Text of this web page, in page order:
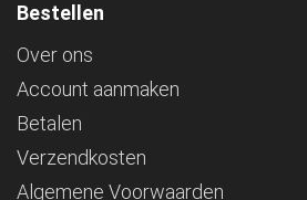
Bestellen
Over ons
Account aanmaken
Betalen
Verzendkosten
Algemene Voorwaarden